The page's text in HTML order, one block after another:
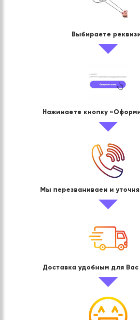
Выбираете
Нажимаете кнопку
Мы перезваниваем и
Доставка удобным для Вас